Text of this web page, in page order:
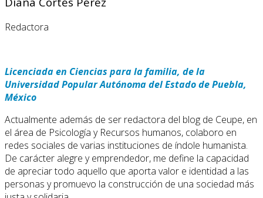
Redactora
Licenciada en Ciencias para la familia, de la
Universidad Popular Autónoma del Estado de Puebla,
México
Actualmente además de ser redactora del blog de Ceupe, en
el área de Psicología y Recursos humanos, colaboro en
redes sociales de varias instituciones de índole humanista.
De carácter alegre y emprendedor, me define la capacidad
de apreciar todo aquello que aporta valor e identidad a las
personas y promuevo la construcción de una sociedad más